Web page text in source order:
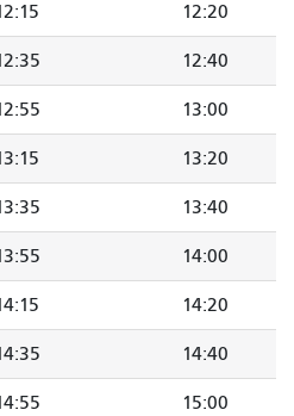
12:20
12:40
13:00
13:20
13:40
14:00
14:20
14:40
15:00